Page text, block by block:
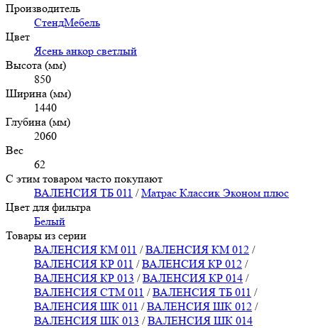
Производитель
СтендМебель
Цвет
Ясень анкор светлый
Высота (мм)
850
Ширина (мм)
1440
Глубина (мм)
2060
Вес
62
С этим товаром часто покупают
ВАЛЕНСИЯ ТБ 011 /Матрас Классик Эконом плюс
Цвет для фильтра
Белый
Товары из серии
ВАЛЕНСИЯ КМ 011 /ВАЛЕНСИЯ КМ 012 /
ВАЛЕНСИЯ КР 011 /ВАЛЕНСИЯ КР 012 /
ВАЛЕНСИЯ КР 013 /ВАЛЕНСИЯ КР 014 /
ВАЛЕНСИЯ СТМ 011 /ВАЛЕНСИЯ ТБ 011 /
ВАЛЕНСИЯ ШК 011 /ВАЛЕНСИЯ ШК 012 /
ВАЛЕНСИЯ ШК 013 /ВАЛЕНСИЯ ШК 014